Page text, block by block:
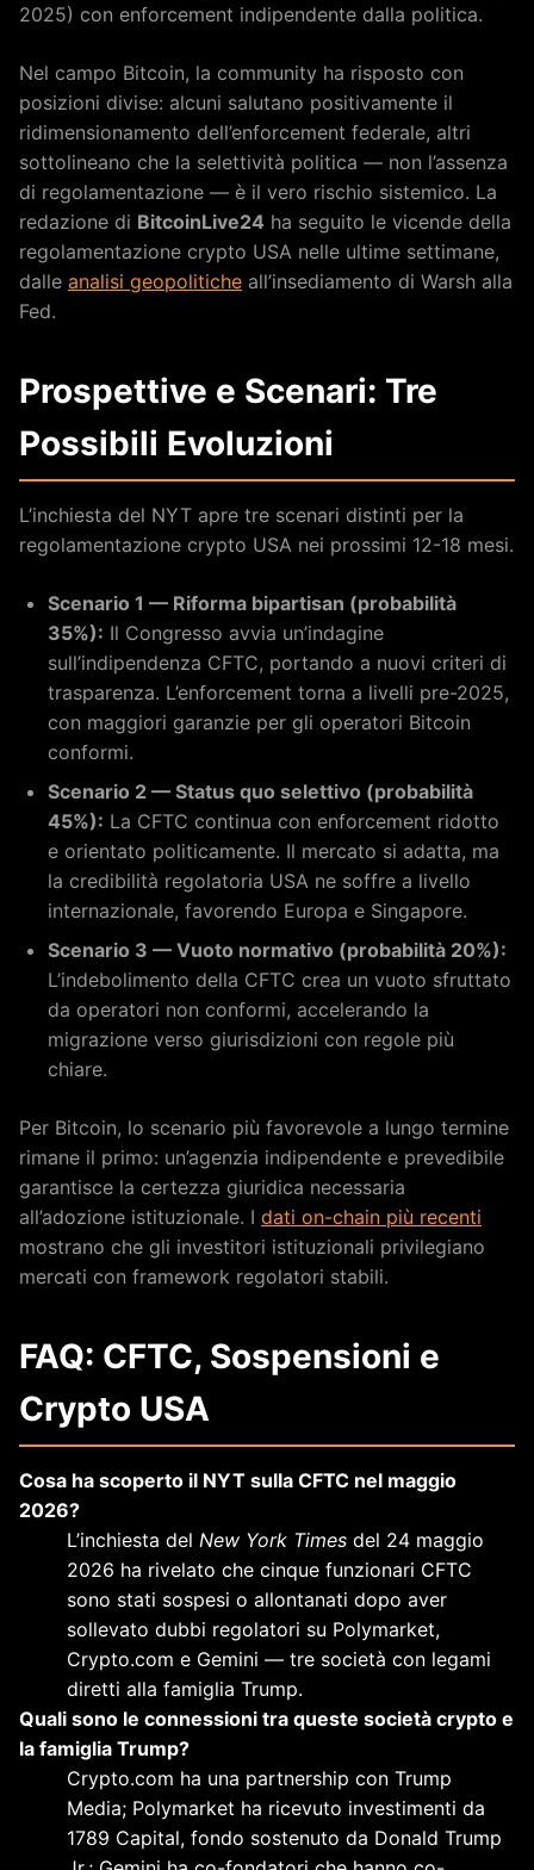
2025) con enforcement indipendente dalla politica.
Nel campo Bitcoin, la community ha risposto con
posizioni divise: alcuni salutano positivamente il
ridimensionamento dell’enforcement federale, altri
sottolineano che la selettività politica — non l’assenza
di regolamentazione — è il vero rischio sistemico. La
redazione di BitcoinLive24 ha seguito le vicende della
regolamentazione crypto USA nelle ultime settimane,
dalle analisi geopolitiche all’insediamento di Warsh alla
Fed.
Prospettive e Scenari: Tre
Possibili Evoluzioni
L’inchiesta del NYT apre tre scenari distinti per la
regolamentazione crypto USA nei prossimi 12-18 mesi.
Scenario 1 — Riforma bipartisan (probabilità
35%): Il Congresso avvia un’indagine
sull’indipendenza CFTC, portando a nuovi criteri di
trasparenza. L’enforcement torna a livelli pre-2025,
con maggiori garanzie per gli operatori Bitcoin
conformi.
Scenario 2 — Status quo selettivo (probabilità
45%): La CFTC continua con enforcement ridotto
e orientato politicamente. Il mercato si adatta, ma
la credibilità regolatoria USA ne soffre a livello
internazionale, favorendo Europa e Singapore.
Scenario 3 — Vuoto normativo (probabilità 20%):
L’indebolimento della CFTC crea un vuoto sfruttato
da operatori non conformi, accelerando la
migrazione verso giurisdizioni con regole più
chiare.
Per Bitcoin, lo scenario più favorevole a lungo termine
rimane il primo: un’agenzia indipendente e prevedibile
garantisce la certezza giuridica necessaria
all’adozione istituzionale. I dati on-chain più recenti
mostrano che gli investitori istituzionali privilegiano
mercati con framework regolatori stabili.
FAQ: CFTC, Sospensioni e
Crypto USA
Cosa ha scoperto il NYT sulla CFTC nel maggio
2026?
L’inchiesta del New York Times del 24 maggio
2026 ha rivelato che cinque funzionari CFTC
sono stati sospesi o allontanati dopo aver
sollevato dubbi regolatori su Polymarket,
Crypto.com e Gemini — tre società con legami
diretti alla famiglia Trump.
Quali sono le connessioni tra queste società crypto e
la famiglia Trump?
Crypto.com ha una partnership con Trump
Media; Polymarket ha ricevuto investimenti da
1789 Capital, fondo sostenuto da Donald Trump